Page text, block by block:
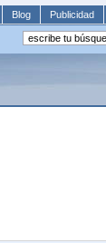
Blog Publicidad